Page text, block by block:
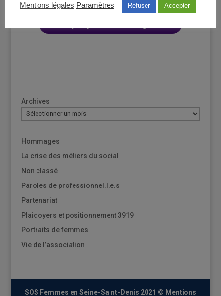
Archives
Hommages
La crise des métiers du social
Non classé
Paroles de professionnel.l.e.s
Partenariat
Plaidoyers et positionnement 3919
Portraits de femmes
Vie de l’association
SOS Femmes en Seine-Saint-Denis 2021 © Mentions
Mentions légales Paramètres Refuser Accepter